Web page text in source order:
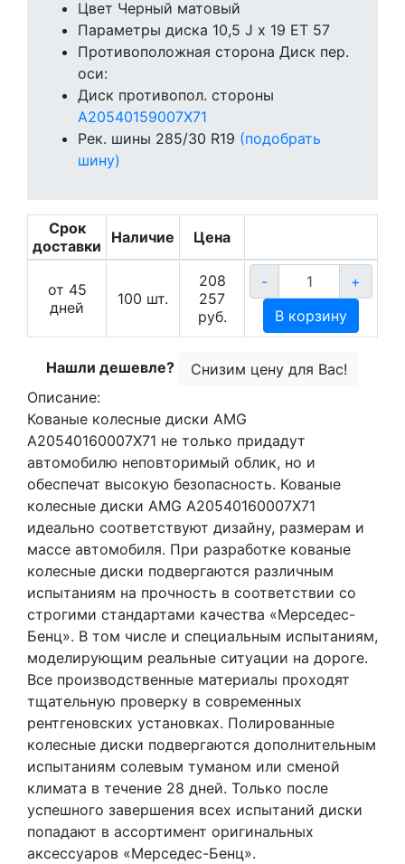
Цвет Черный матовый
Параметры диска 10,5 J x 19 ET 57
Противоположная сторона Диск пер.
оси:
Диск противопол. стороны
A20540159007X71
Рек. шины 285/30 R19 (подобрать
шину)
Срок
доставки
Наличие Цена
от 45
дней
100 шт.
208
257
руб.
-
+
В корзину
Нашли дешевле?
Снизим цену для Вас!
Описание:
Кованые колесные диски AMG
A20540160007X71 не только придадут
автомобилю неповторимый облик, но и
обеспечат высокую безопасность. Кованые
колесные диски AMG A20540160007X71
идеально соответствуют дизайну, размерам и
массе автомобиля. При разработке кованые
колесные диски подвергаются различным
испытаниям на прочность в соответствии со
строгими стандартами качества «Мерседес-
Бенц». В том числе и специальным испытаниям,
моделирующим реальные ситуации на дороге.
Все производственные материалы проходят
тщательную проверку в современных
рентгеновских установках. Полированные
колесные диски подвергаются дополнительным
испытаниям солевым туманом или сменой
климата в течение 28 дней. Только после
успешного завершения всех испытаний диски
попадают в ассортимент оригинальных
аксессуаров «Мерседес-Бенц».